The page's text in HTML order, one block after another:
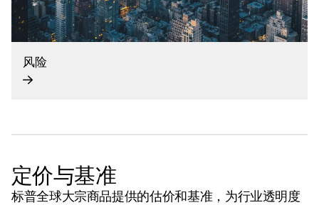
风险
定价与基准
标普全球大宗商品提供的估价和基准，为行业透明度